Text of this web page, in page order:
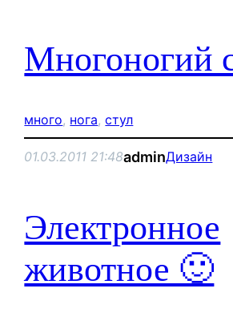
Многоногий
много, нога, стул
01.03.2011 21:48adminДизайн
Электронное
животное 🙂